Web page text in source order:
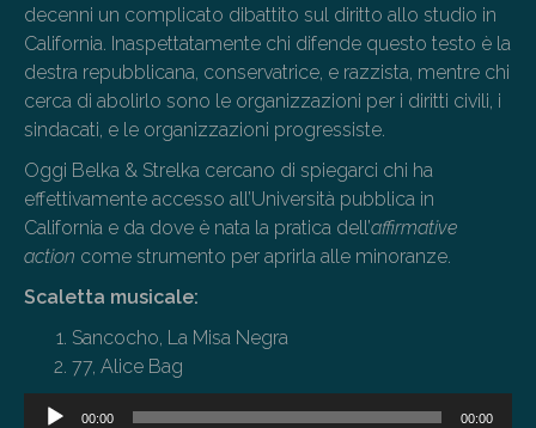
decenni un complicato dibattito sul diritto allo studio in
California. Inaspettatamente chi difende questo testo è la
destra repubblicana, conservatrice, e razzista, mentre chi
cerca di abolirlo sono le organizzazioni per i diritti civili, i
sindacati, e le organizzazioni progressiste.
Oggi Belka & Strelka cercano di spiegarci chi ha
effettivamente accesso all’Università pubblica in
California e da dove è nata la pratica dell’affirmative
action come strumento per aprirla alle minoranze.
Scaletta musicale:
Sancocho, La Misa Negra
77, Alice Bag
Audio
00:00 00:00